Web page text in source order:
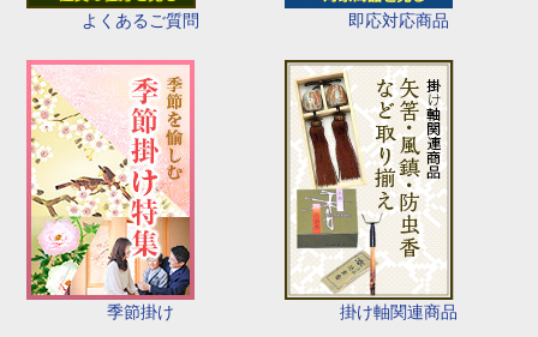
よくあるご質問 即応対応商品
季節掛け 掛け軸関連商品